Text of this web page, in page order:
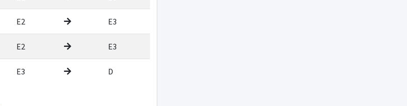
E2 E3
E2 E3
E3 D